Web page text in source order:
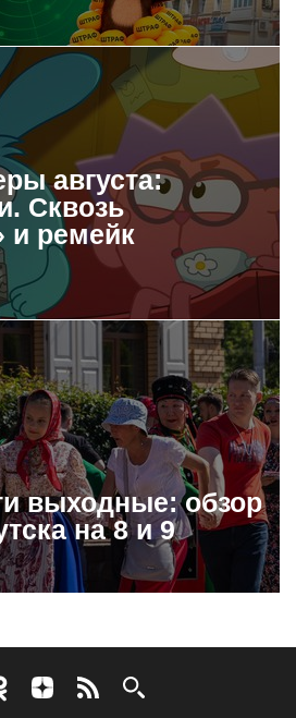
августа:
Сквозь
и ремейк
выходные: обзор
на 8 и 9